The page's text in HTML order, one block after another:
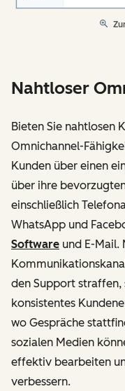
Nahtloser
Bieten Sie nahtlosen
Omnichannel-
Kunden über einen
über ihre
einschließlich
WhatsApp und
Software und E-
den Support straffen,
konsistentes
wo Gespräche
sozialen Medien
effektiv bearbeiten
verbessern.